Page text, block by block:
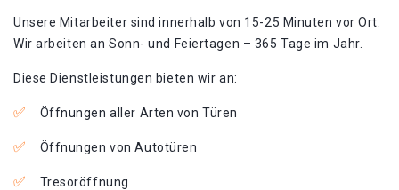
Unsere Mitarbeiter sind innerhalb von 15-25 Minuten vor Ort.
Wir arbeiten an Sonn- und Feiertagen – 365 Tage im Jahr.
Diese Dienstleistungen bieten wir an:
Öffnungen aller Arten von Türen
Öffnungen von Autotüren
Tresoröffnung